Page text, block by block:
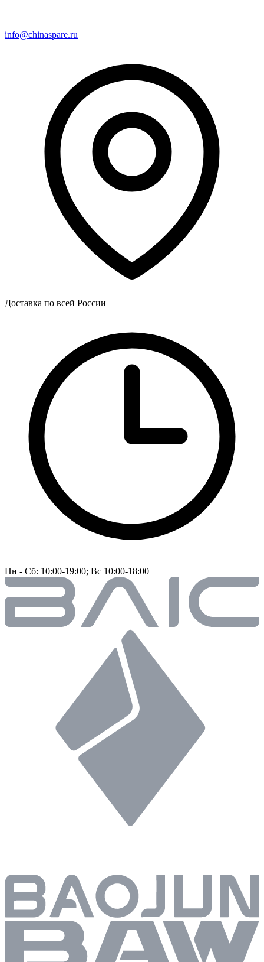
info@chinaspare.ru
Доставка по всей России
Пн - Сб: 10:00-19:00; Вс 10:00-18:00